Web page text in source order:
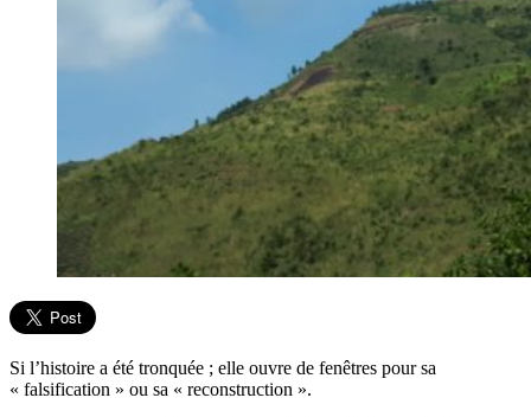
Si l’histoire a été tronquée ; elle ouvre de fenêtres pour sa
« falsification » ou sa « reconstruction ».